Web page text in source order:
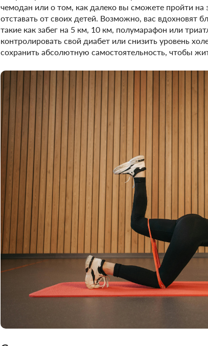
чемодан или о том, как далеко вы сможете пройти
отставать от своих детей. Возможно, вас вдохновят
такие как забег на 5 км, 10 км, полумарафон или
контролировать свой диабет или снизить уровень
сохранить абсолютную самостоятельность, чтобы